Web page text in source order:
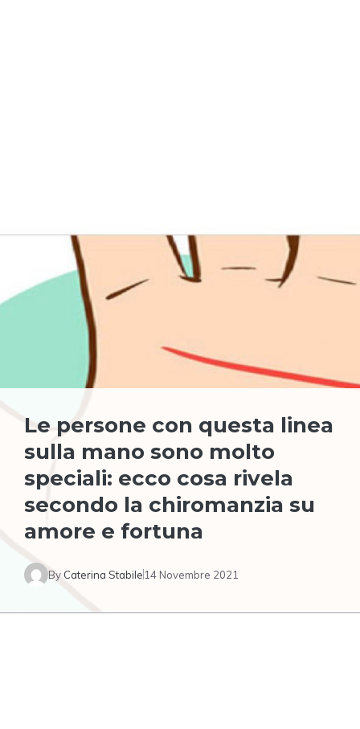
Le persone con questa linea
sulla mano sono molto
speciali: ecco cosa rivela
secondo la chiromanzia su
amore e fortuna
By Caterina Stabile 14 Novembre 2021